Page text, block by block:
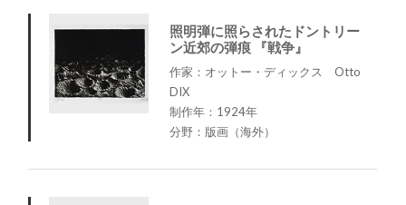
照明弾に照らされたドントリー
ン近郊の弾痕 『戦争』
作家：オットー・ディックス Otto
DIX
制作年：1924年
分野：版画（海外）